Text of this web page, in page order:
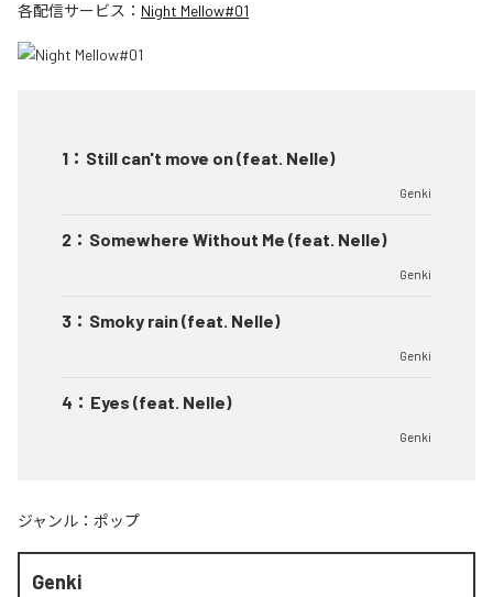
各配信サービス： Night Mellow#01
1 ： Still can't move on (feat. Nelle)
Genki
2 ： Somewhere Without Me (feat. Nelle)
Genki
3 ： Smoky rain (feat. Nelle)
Genki
4 ： Eyes (feat. Nelle)
Genki
ジャンル： ポップ
Genki